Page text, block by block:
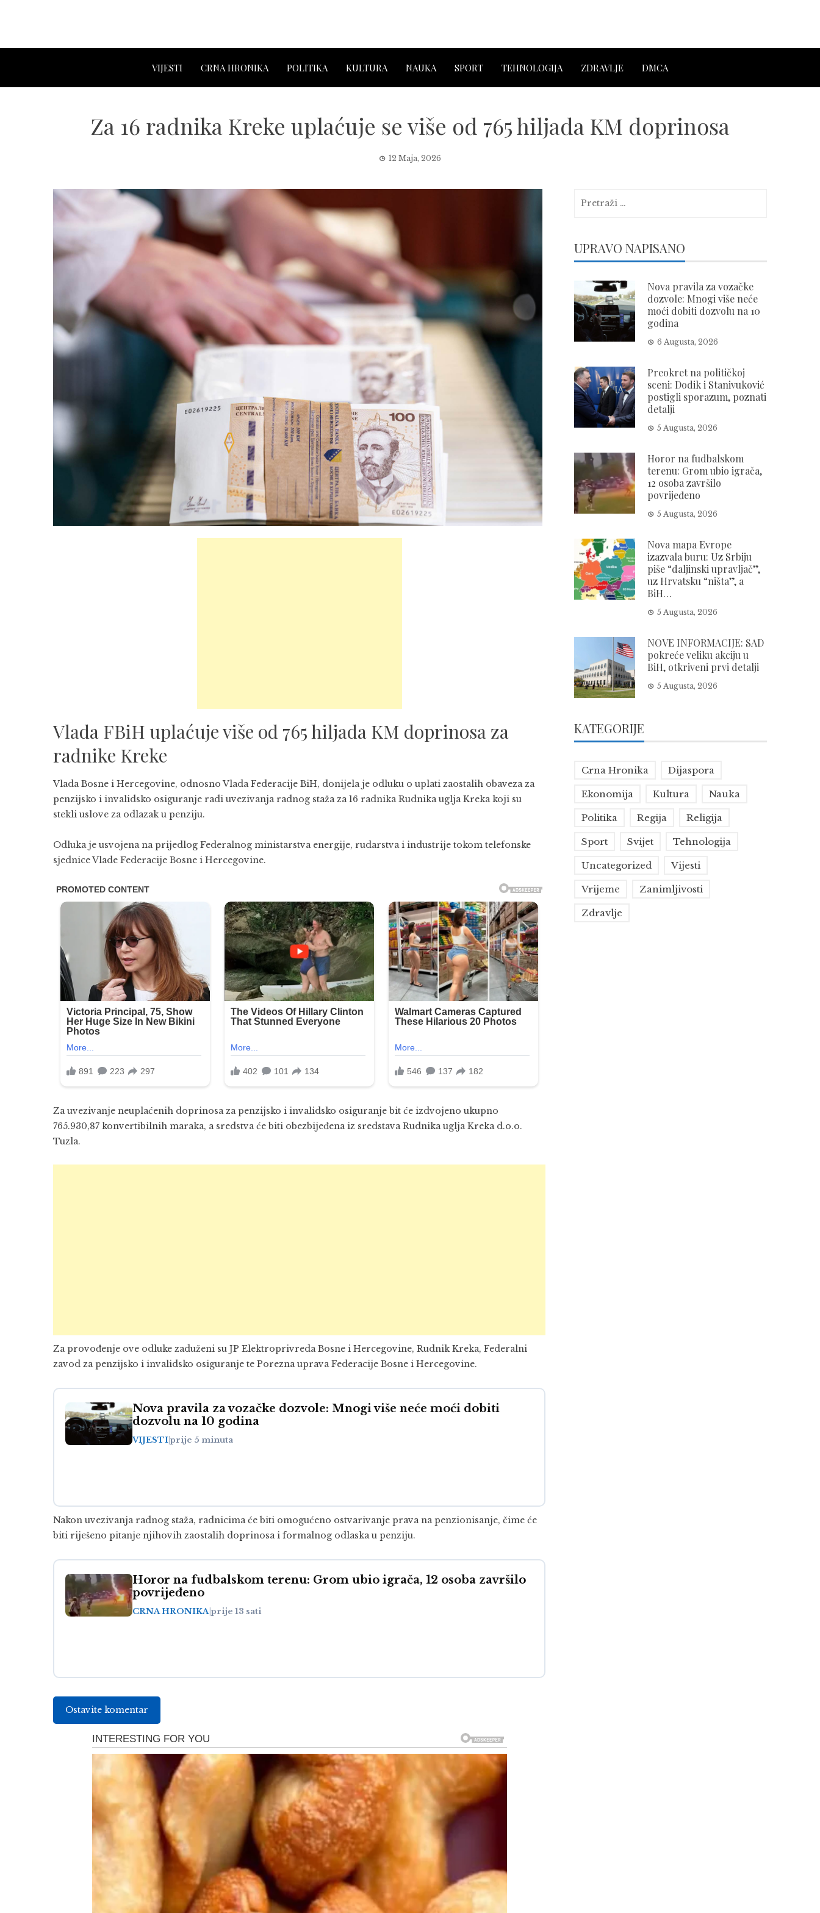
VIJESTI CRNA HRONIKA POLITIKA KULTURA NAUKA SPORT TEHNOLOGIJA ZDRAVLJE DMCA
Za 16 radnika Kreke uplaćuje se više od 765 hiljada KM doprinosa
12 Maja, 2026
Vlada FBiH uplaćuje više od 765 hiljada KM doprinosa za
radnike Kreke
VladaBosne i Hercegovine, odnosno Vlada Federacije BiH, donijela je odluku o uplati zaostalih obaveza za
penzijsko i invalidsko osiguranje radi uvezivanja radnog staža za 16 radnika Rudnika uglja Kreka koji su
stekli uslove za odlazak u penziju.
Odluka je usvojena na prijedlog Federalnog ministarstva energije, rudarstva i industrije tokom telefonske
sjednice Vlade Federacije Bosne i Hercegovine.
Za uvezivanje neuplaćenih doprinosa za penzijsko i invalidsko osiguranje bit će izdvojeno ukupno
765.930,87 konvertibilnih maraka, a sredstva će biti obezbijeđena iz sredstava Rudnika uglja Kreka d.o.o.
Tuzla.
Za provođenje ove odluke zaduženi su JP Elektroprivreda Bosne i Hercegovine, Rudnik Kreka, Federalni
zavod za penzijsko i invalidsko osiguranje te Porezna uprava Federacije Bosne i Hercegovine.
Nova pravila za vozačke dozvole: Mnogi više neće moći dobiti
dozvolu na 10 godina
VIJESTIprije 5 minuta
Nakon uvezivanja radnog staža, radnicima će biti omogućeno ostvarivanje prava na penzionisanje, čime će
biti riješeno pitanje njihovih zaostalih doprinosa i formalnog odlaska u penziju.
Horor na fudbalskom terenu: Grom ubio igrača, 12 osoba završilo
povrijeđeno
CRNA HRONIKAprije 13 sati
Ostavite komentar
UPRAVO NAPISANO
Nova pravila za vozačke
dozvole: Mnogi više neće
moći dobiti dozvolu na 10
godina
6 Augusta, 2026
Preokret na političkoj
sceni: Dodik i Stanivuković
postigli sporazum, poznati
detalji
5 Augusta, 2026
Horor na fudbalskom
terenu: Grom ubio igrača,
12 osoba završilo
povrijeđeno
5 Augusta, 2026
Nova mapa Evrope
izazvala buru: Uz Srbiju
piše “daljinski upravljač”,
uz Hrvatsku “ništa”, a
BiH…
5 Augusta, 2026
NOVE INFORMACIJE: SAD
pokreće veliku akciju u
BiH, otkriveni prvi detalji
5 Augusta, 2026
KATEGORIJE
Crna Hronika Dijaspora
Ekonomija Kultura Nauka
Politika Regija Religija
Sport Svijet Tehnologija
Uncategorized Vijesti
Vrijeme Zanimljivosti
Zdravlje